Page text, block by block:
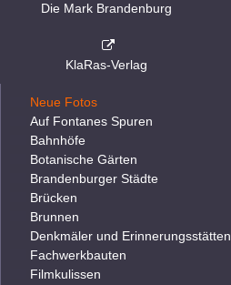
Die Mark Brandenburg
KlaRas-Verlag
Neue Fotos
Auf Fontanes Spuren
Bahnhöfe
Botanische Gärten
Brandenburger Städte
Brücken
Brunnen
Denkmäler und Erinnerungsstätten
Fachwerkbauten
Filmkulissen